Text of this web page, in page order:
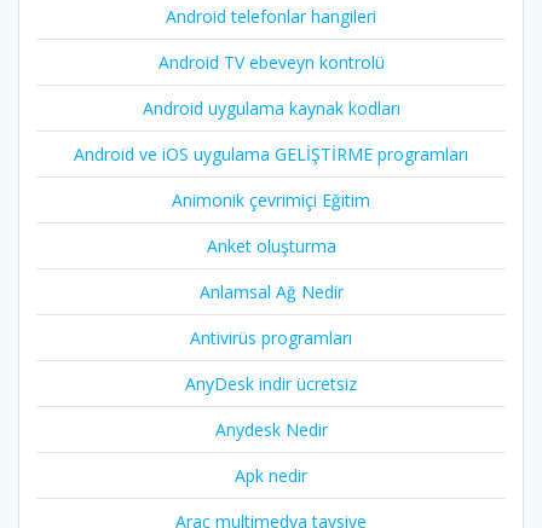
Android telefonlar hangileri
Android TV ebeveyn kontrolü
Android uygulama kaynak kodları
Android ve iOS uygulama GELİŞTİRME programları
Animonik çevrimiçi Eğitim
Anket oluşturma
Anlamsal Ağ Nedir
Antivirüs programları
AnyDesk indir ücretsiz
Anydesk Nedir
Apk nedir
Araç multimedya tavsiye